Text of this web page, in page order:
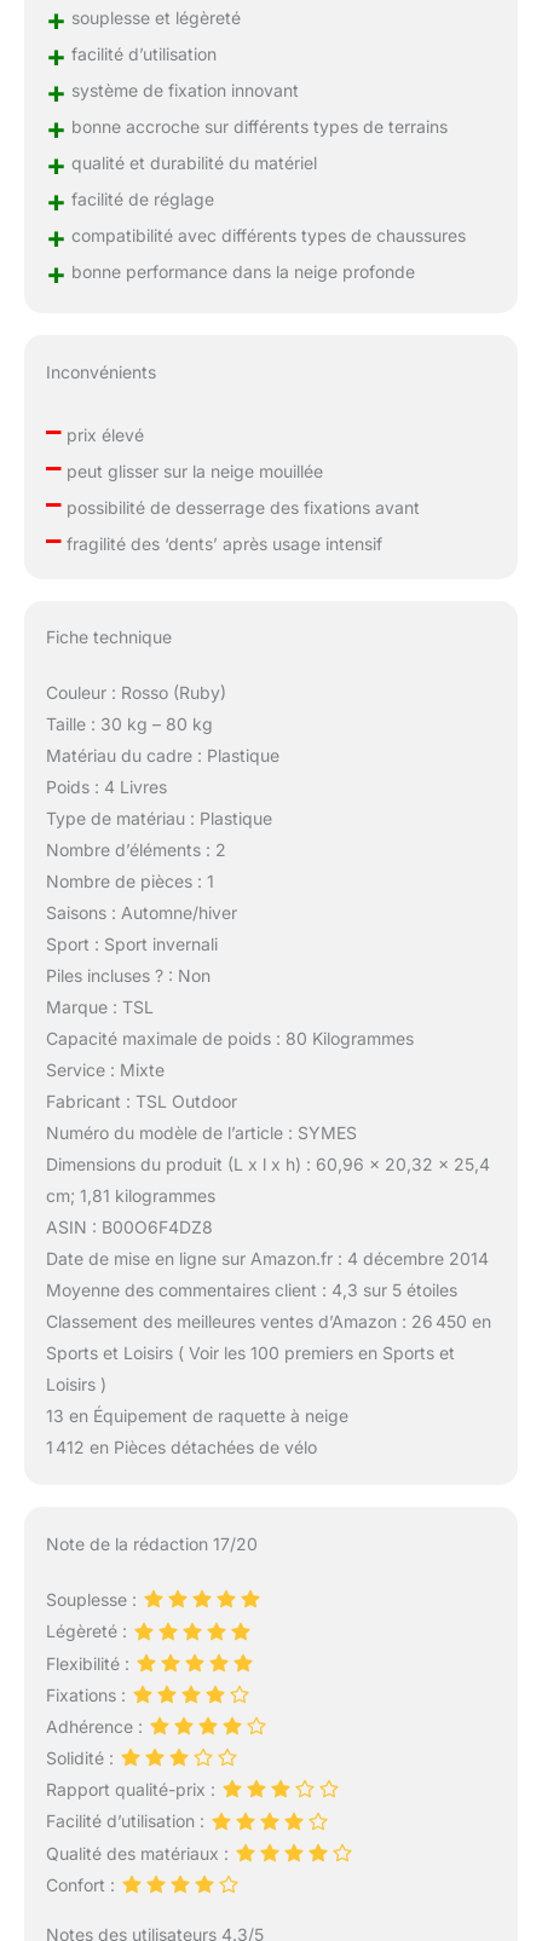
+ souplesse et légèreté
+ facilité d’utilisation
+ système de fixation innovant
+ bonne accroche sur différents types de terrains
+ qualité et durabilité du matériel
+ facilité de réglage
+ compatibilité avec différents types de chaussures
+ bonne performance dans la neige profonde
Inconvénients
–prix élevé
–peut glisser sur la neige mouillée
–possibilité de desserrage des fixations avant
–fragilité des ‘dents’ après usage intensif
Fiche technique
Couleur : Rosso (Ruby)
Taille : 30 kg – 80 kg
Matériau du cadre : Plastique
Poids : 4 Livres
Type de matériau : Plastique
Nombre d’éléments : 2
Nombre de pièces : 1
Saisons : Automne/hiver
Sport : Sport invernali
Piles incluses ? : Non
Marque : TSL
Capacité maximale de poids : 80 Kilogrammes
Service : Mixte
Fabricant : TSL Outdoor
Numéro du modèle de l’article : SYMES
Dimensions du produit (L x l x h) : 60,96 x 20,32 x 25,4
cm; 1,81 kilogrammes
ASIN : B00O6F4DZ8
Date de mise en ligne sur Amazon.fr : 4 décembre 2014
Moyenne des commentaires client : 4,3 sur 5 étoiles
Classement des meilleures ventes d’Amazon : 26 450 en
Sports et Loisirs ( Voir les 100 premiers en Sports et
Loisirs )
13 en Équipement de raquette à neige
1 412 en Pièces détachées de vélo
Note de la rédaction 17/20
Souplesse :
Légèreté :
Flexibilité :
Fixations :
Adhérence :
Solidité :
Rapport qualité-prix :
Facilité d’utilisation :
Qualité des matériaux :
Confort :
Notes des utilisateurs 4.3/5